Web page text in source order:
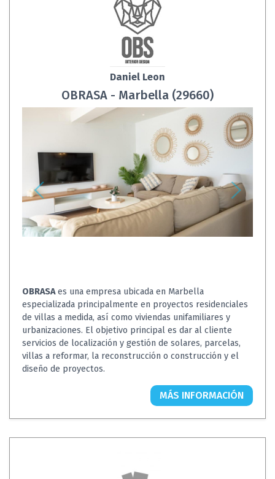
Daniel Leon
OBRASA - Marbella (29660)
OBRASAes una empresa ubicada en Marbella
especializada principalmente en proyectos residenciales
de villas a medida, así como viviendas unifamiliares y
urbanizaciones. El objetivo principal es dar al cliente
servicios de localización y gestión de solares, parcelas,
villas a reformar, la reconstrucción o construcción y el
diseño de proyectos.
MÁS INFORMACIÓN